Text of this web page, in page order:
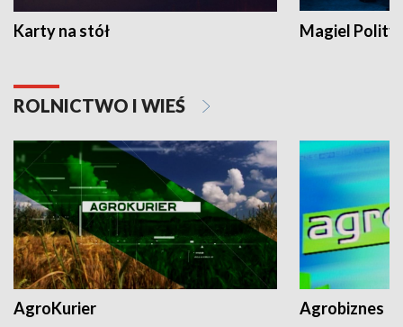
Karty na stół Magiel
ROLNICTWO I WIEŚ
AgroKurier Agrobiznes